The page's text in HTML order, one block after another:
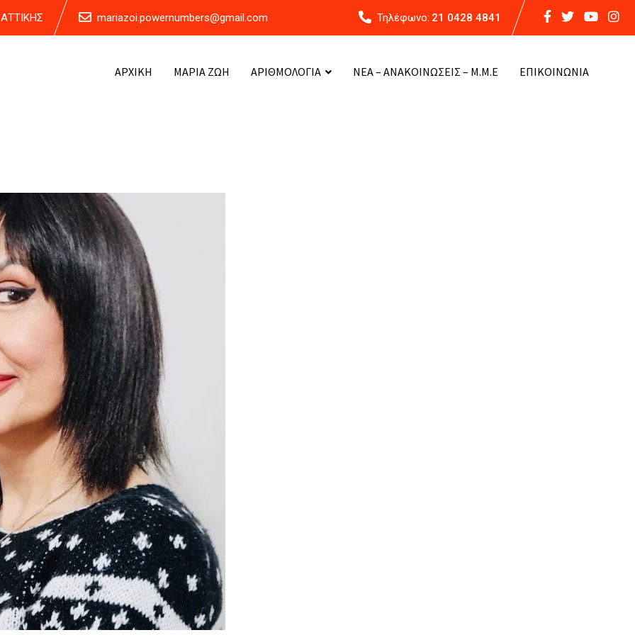
mariazoi.powernumbers@gmail.com Τηλέφωνο: 21 0428 4841
ΑΡΧΙΚΗ ΜΑΡΙΑ ΖΩΗ ΑΡΙΘΜΟΛΟΓΙΑ ΝΕΑ – ΑΝΑΚΟΙΝΩΣΕΙΣ – Μ.Μ.Ε ΕΠΙΚΟΙΝΩΝΙΑ